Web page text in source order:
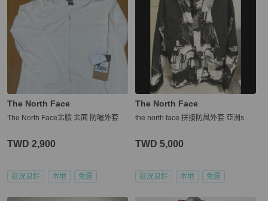
The North Face
The North Face北臉 北面 防曬外套
TWD 2,900
狀況良好 本地 免運
The North Face
the north face 拼接防風外套 亞洲s
TWD 5,000
狀況良好 本地 免運